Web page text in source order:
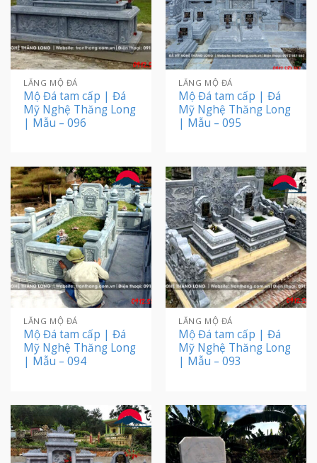
LĂNG MỘ ĐÁ
Mộ Đá tam cấp | Đá
Mỹ Nghệ Thăng Long
| Mẫu – 096
LĂNG MỘ ĐÁ
Mộ Đá tam cấp | Đá
Mỹ Nghệ Thăng Long
| Mẫu – 095
LĂNG MỘ ĐÁ
Mộ Đá tam cấp | Đá
Mỹ Nghệ Thăng Long
| Mẫu – 094
LĂNG MỘ ĐÁ
Mộ Đá tam cấp | Đá
Mỹ Nghệ Thăng Long
| Mẫu – 093